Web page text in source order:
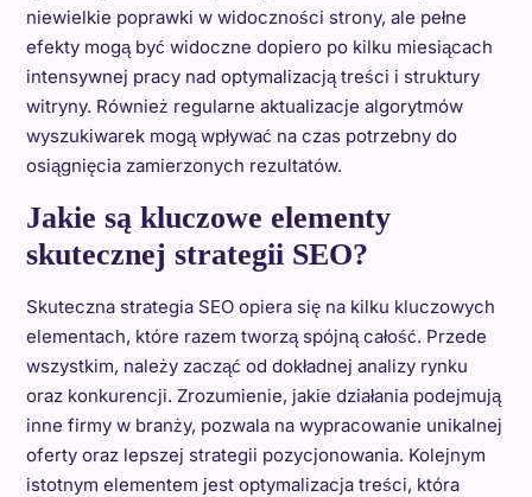
niewielkie poprawki w widoczności strony, ale pełne
efekty mogą być widoczne dopiero po kilku miesiącach
intensywnej pracy nad optymalizacją treści i struktury
witryny. Również regularne aktualizacje algorytmów
wyszukiwarek mogą wpływać na czas potrzebny do
osiągnięcia zamierzonych rezultatów.
Jakie są kluczowe elementy
skutecznej strategii SEO?
Skuteczna strategia SEO opiera się na kilku kluczowych
elementach, które razem tworzą spójną całość. Przede
wszystkim, należy zacząć od dokładnej analizy rynku
oraz konkurencji. Zrozumienie, jakie działania podejmują
inne firmy w branży, pozwala na wypracowanie unikalnej
oferty oraz lepszej strategii pozycjonowania. Kolejnym
istotnym elementem jest optymalizacja treści, która